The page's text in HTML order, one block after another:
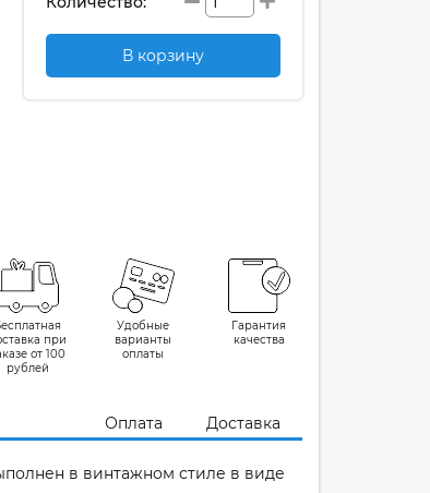
В корзину
при
от 100
рублей
Удобные
варианты
оплаты
Гарантия
качества
Оплата Доставка
в винтажном стиле в виде